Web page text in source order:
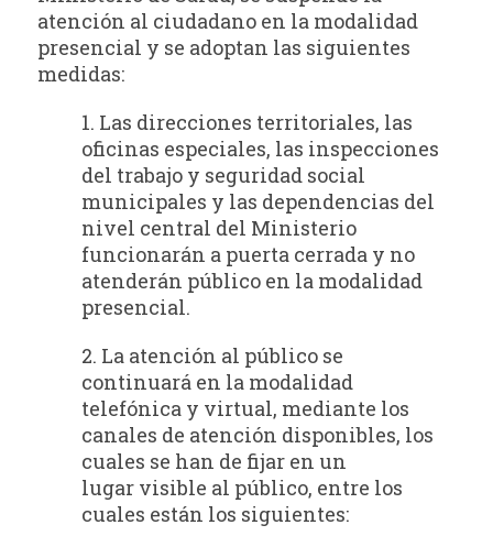
atención al ciudadano en la modalidad
presencial y se adoptan las siguientes
medidas:
1. Las direcciones territoriales, las
oficinas especiales, las inspecciones
del trabajo y seguridad social
municipales y las dependencias del
nivel central del Ministerio
funcionarán a puerta cerrada y no
atenderán público en la modalidad
presencial.
2. La atención al público se
continuará en la modalidad
telefónica y virtual, mediante los
canales de atención disponibles, los
cuales se han de fijar en un
lugar visible al público, entre los
cuales están los siguientes: